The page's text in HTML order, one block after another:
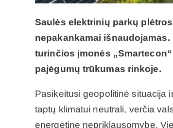
Saulės elektrinių parkų
nepakankamai
turinčios įmonės
pajėgumų trūkumas rinkoje.
Pasikeitusi geopolitinė situacija
taptų klimatui neutrali, verčia
energetinę nepriklausomybę.